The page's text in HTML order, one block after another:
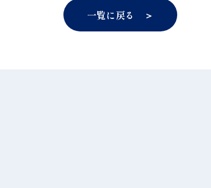
一覧に戻る ＞